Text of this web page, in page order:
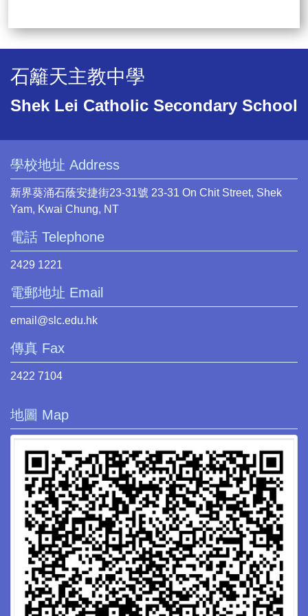
石籬天主教中學
Shek Lei Catholic Secondary School
學校地址 Address
新界葵涌石蔭安捷街23-31號 23-31 On Chit Street, Shek
Yam, Kwai Chung, NT
電話 Telephone
2429 1221
電郵地址 Email
email@slc.edu.hk
傳真 Fax
2422 7104
地圖 Map